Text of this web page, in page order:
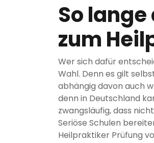
So
zum
Wer sich dafür
Wahl. Denn es gilt
abhängig davon auch
denn in Deutschland
zwangsläufig, dass
Seriöse Schulen
Heilpraktiker Prüfung